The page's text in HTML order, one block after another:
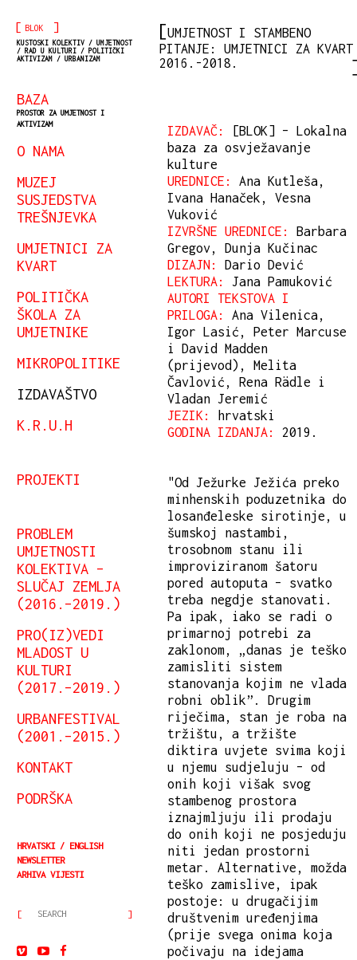
[ BLOK ]
KUSTOSKI KOLEKTIV / UMJETNOST
/ RAD U KULTURI / POLITIČKI
AKTIVIZAM / URBANIZAM
BAZA
PROSTOR ZA UMJETNOST I
AKTIVIZAM
O NAMA
MUZEJ
SUSJEDSTVA
TREŠNJEVKA
UMJETNICI ZA
KVART
POLITIČKA
ŠKOLA ZA
UMJETNIKE
MIKROPOLITIKE
IZDAVAŠTVO
K.R.U.H
PROJEKTI
PROBLEM
UMJETNOSTI
KOLEKTIVA –
SLUČAJ ZEMLJA
(2016.–2019.)
PRO(IZ)VEDI
MLADOST U
KULTURI
(2017.–2019.)
URBANFESTIVAL
(2001.–2015.)
KONTAKT
PODRŠKA
HRVATSKI
ENGLISH
NEWSLETTER
ARHIVA VIJESTI
UMJETNOST I STAMBENO
PITANJE: UMJETNICI ZA KVART
2016.-2018.
IZDAVAČ:
[BLOK] – Lokalna
baza za osvježavanje
kulture
UREDNICE:
Ana Kutleša,
Ivana Hanaček, Vesna
Vuković
IZVRŠNE UREDNICE:
Barbara
Gregov, Dunja Kučinac
DIZAJN:
Dario Dević
LEKTURA:
Jana Pamuković
AUTORI TEKSTOVA I
PRILOGA:
Ana Vilenica,
Igor Lasić, Peter Marcuse
i David Madden
(prijevod), Melita
Čavlović, Rena Rädle i
Vladan Jeremić
JEZIK:
hrvatski
GODINA IZDANJA:
2019.
"Od Ježurke Ježića preko
minhenskih poduzetnika do
losanđeleske sirotinje, u
šumskoj nastambi,
trosobnom stanu ili
improviziranom šatoru
pored autoputa – svatko
treba negdje stanovati.
Pa ipak, iako se radi o
primarnoj potrebi za
zaklonom, „danas je teško
zamisliti sistem
stanovanja kojim ne vlada
robni oblik”. Drugim
riječima, stan je roba na
tržištu, a tržište
diktira uvjete svima koji
u njemu sudjeluju – od
onih koji višak svog
stambenog prostora
iznajmljuju ili prodaju
do onih koji ne posjeduju
niti jedan prostorni
metar. Alternative, možda
teško zamislive, ipak
postoje: u drugačijim
društvenim uređenjima
(prije svega onima koja
počivaju na idejama